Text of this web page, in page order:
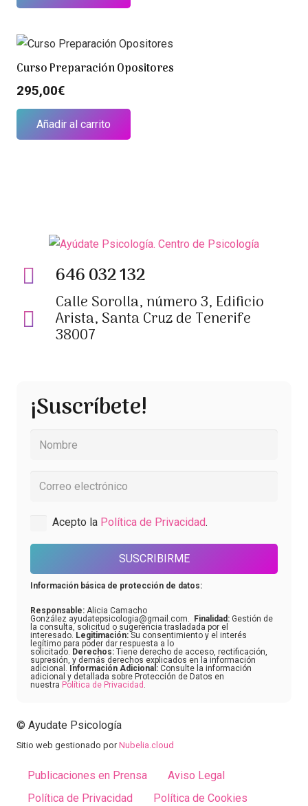
Curso Preparación Opositores
295,00€
Añadir al carrito
646 032 132
Calle Sorolla, número 3, Edificio
Arista, Santa Cruz de Tenerife
38007
¡Suscríbete!
Acepto la Política de Privacidad.
SUSCRIBIRME
Información básica de protección de datos:
Responsable: Alicia Camacho
González ayudatepsicologia@gmail.com.
Finalidad: Gestión de
la consulta, solicitud o sugerencia trasladada por el
interesado. Legitimación: Su consentimiento y el interés
legítimo para poder dar respuesta a lo
solicitado. Derechos: Tiene derecho de acceso, rectificación,
supresión, y demás derechos explicados en la información
adicional.
Información Adicional: Consulte la información
adicional y detallada sobre Protección de Datos en
nuestra Política de Privacidad .
© Ayudate Psicología
Sitio web gestionado por Nubelia.cloud
Publicaciones en Prensa
Aviso Legal
Política de Privacidad
Política de Cookies